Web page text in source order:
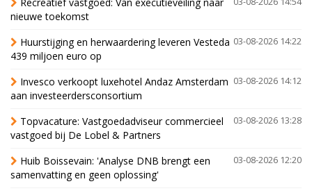
nieuwe toekomst
03-08-2026 14:22
Huurstijging en herwaardering leveren Vesteda
439 miljoen euro op
03-08-2026 14:12
Invesco verkoopt luxehotel Andaz Amsterdam
aan investeerdersconsortium
03-08-2026 13:28
Topvacature: Vastgoedadviseur commercieel
vastgoed bij De Lobel & Partners
03-08-2026 12:20
Huib Boissevain: 'Analyse DNB brengt een
samenvatting en geen oplossing'